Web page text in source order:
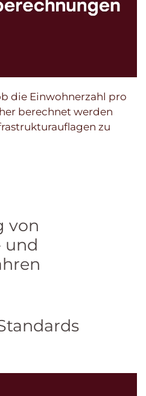
die Einwohnerzahl pro
berechnet werden
zu
von
und